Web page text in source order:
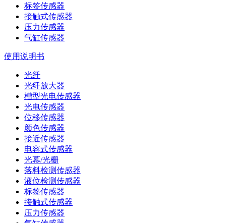
标签传感器
接触式传感器
压力传感器
气缸传感器
使用说明书
光纤
光纤放大器
槽型光电传感器
光电传感器
位移传感器
颜色传感器
接近传感器
电容式传感器
光幕/光栅
落料检测传感器
液位检测传感器
标签传感器
接触式传感器
压力传感器